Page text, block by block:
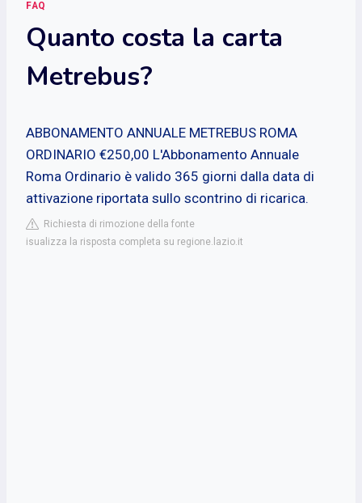
FAQ
Quanto costa la carta
Metrebus?
ABBONAMENTO ANNUALE METREBUS ROMA
ORDINARIO €250,00 L'Abbonamento Annuale
Roma Ordinario è valido 365 giorni dalla data di
attivazione riportata sullo scontrino di ricarica.
Richiesta di rimozione della fonte
isualizza la risposta completa su regione.lazio.it